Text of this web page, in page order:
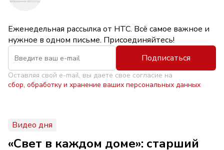
Еженедельная рассылка от НТС. Всё самое важное и
нужное в одном письме. Присоединяйтесь!
Подписаться
Оставляя свой e-mail, вы даете свое согласие на
сбор, обработку и хранение ваших персональных данных
Видео дня
«Свет в каждом доме»: старший